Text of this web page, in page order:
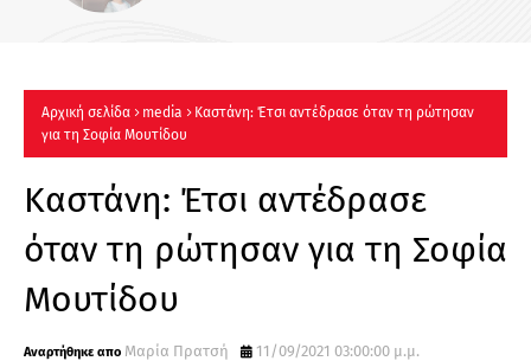
Αρχική σελίδα media
Καστάνη: Έτσι αντέδρασε όταν τη ρώτησαν
για τη Σοφία Μουτίδου
Καστάνη: Έτσι αντέδρασε
όταν τη ρώτησαν για τη Σοφία
Μουτίδου
Μαρία Πρατσή 11/09/2021 03:00:00 μ.μ.